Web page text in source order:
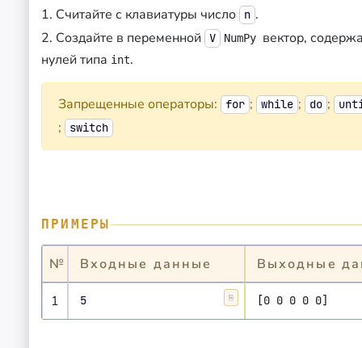
1. Считайте с клавиатуры число n .
2. Создайте в переменной
V NumPy вектор,
нулей типа int.
Запрещенные операторы: for ; while ; do ;
; switch
ПРИМЕРЫ
№ Входные данные Выходные
1 5 ⎘ Копировать[0 0 0 0 0]